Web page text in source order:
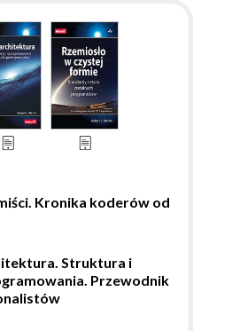
Kronika koderów od
Struktura i
Przewodnik